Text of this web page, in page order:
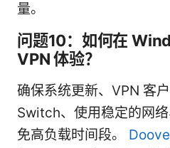
量。
问题10：如何在
VPN 体验？
确保系统更新、VPN 客
Switch、使用稳定的网
免高负载时间段。